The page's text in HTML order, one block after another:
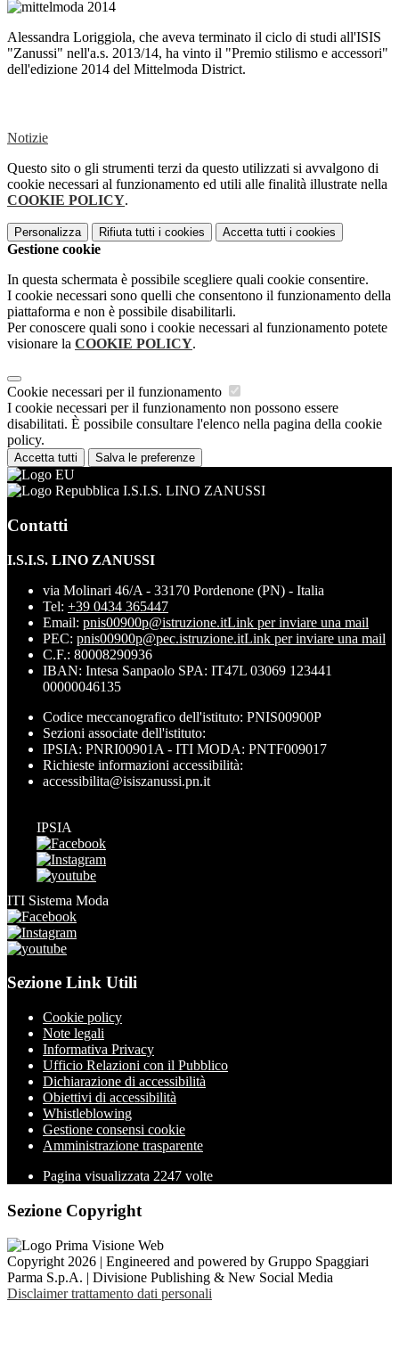
Alessandra Loriggiola, che aveva terminato il ciclo di studi all'ISIS
"Zanussi" nell'a.s. 2013/14, ha vinto il "Premio stilismo e accessori"
dell'edizione 2014 del Mittelmoda District.
Notizie
Questo sito o gli strumenti terzi da questo utilizzati si avvalgono di
cookie necessari al funzionamento ed utili alle finalità illustrate nella
COOKIE POLICY.
Personalizza Rifiuta tutti i cookies Accetta tutti i cookies
Gestione cookie
In questa schermata è possibile scegliere quali cookie consentire.
I cookie necessari sono quelli che consentono il funzionamento della
piattaforma e non è possibile disabilitarli.
Per conoscere quali sono i cookie necessari al funzionamento potete
visionare la COOKIE POLICY.
Cookie necessari per il funzionamento
I cookie necessari per il funzionamento non possono essere
disabilitati. È possibile consultare l'elenco nella pagina della cookie
policy.
Accetta tutti Salva le preferenze
I.S.I.S. LINO ZANUSSI
Contatti
I.S.I.S. LINO ZANUSSI
via Molinari 46/A - 33170 Pordenone (PN) - Italia
Tel: +39 0434 365447
Email: pnis00900p@istruzione.itLink per inviare una mail
PEC: pnis00900p@pec.istruzione.itLink per inviare una mail
C.F.: 80008290936
IBAN: Intesa Sanpaolo SPA: IT47L 03069 123441
00000046135
Codice meccanografico dell'istituto: PNIS00900P
Sezioni associate dell'istituto:
IPSIA: PNRI00901A - ITI MODA: PNTF009017
Richieste informazioni accessibilità:
accessibilita@isiszanussi.pn.it
IPSIA
ITI Sistema Moda
Sezione Link Utili
Cookie policy
Note legali
Informativa Privacy
Ufficio Relazioni con il Pubblico
Dichiarazione di accessibilità
Obiettivi di accessibilità
Whistleblowing
Gestione consensi cookie
Amministrazione trasparente
Pagina visualizzata 2247 volte
Sezione Copyright
Copyright 2026 | Engineered and powered by Gruppo Spaggiari
Parma S.p.A. | Divisione Publishing & New Social Media
Disclaimer trattamento dati personali